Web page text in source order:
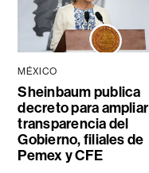
MÉXICO
Sheinbaum publica
decreto para ampliar
transparencia del
Gobierno, filiales de
Pemex y CFE